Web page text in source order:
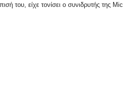
του, είχε τονίσει ο συνιδρυτής της